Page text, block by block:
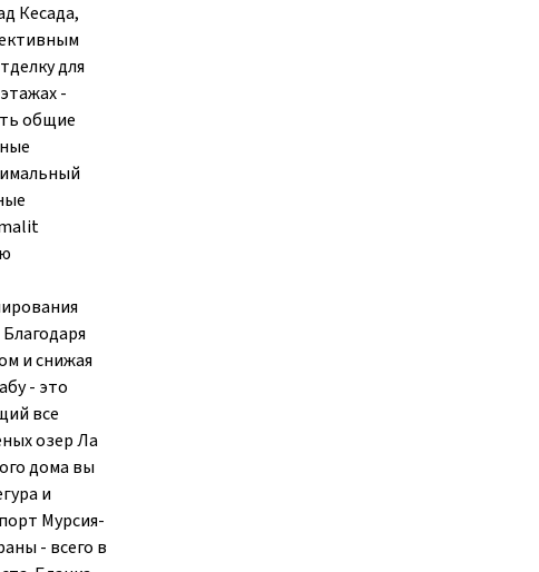
Кесада,
для
-
общие
и снижая
- это
все
озер Ла
дома вы
и
Мурсия-
- всего в